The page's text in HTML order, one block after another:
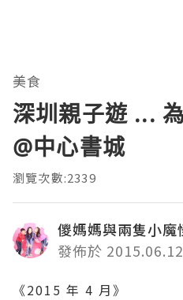
美食
深圳親子遊 ...
@中心書城
瀏覽次數:2339
儍媽媽與兩隻小魔
發佈於 2015.06.12
《2015 年 4 月》